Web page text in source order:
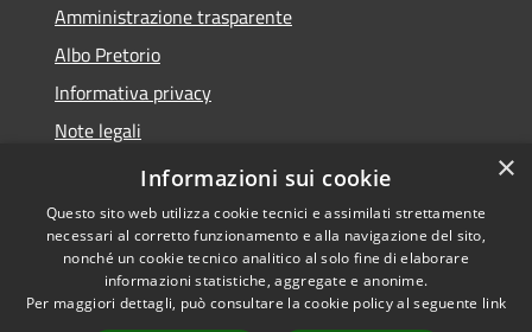
Amministrazione trasparente
Albo Pretorio
Informativa privacy
Note legali
Dichiarazione di accessibilità
Accessibilità
Copyright © 2026 • Comune di
Loano • Powered by
×
Informazioni sui cookie
Questo sito web utilizza cookie tecnici e assimilati strettamente
necessari al corretto funzionamento e alla navigazione del sito,
nonché un cookie tecnico analitico al solo fine di elaborare
informazioni statistiche, aggregate e anonime.
Per maggiori dettagli, può consultare la cookie policy al seguente link